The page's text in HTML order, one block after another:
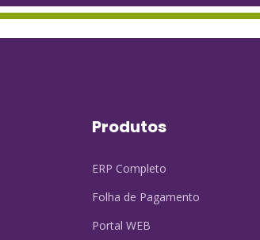
Produtos
ERP Completo
Folha de Pagamento
Portal WEB